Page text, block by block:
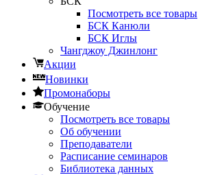
Посмотреть все товары
БСК Канюли
БСК Иглы
Чангджоу Джинлонг
Акции
Новинки
Промонаборы
Обучение
Посмотреть все товары
Об обучении
Преподаватели
Расписание семинаров
Библиотека данных